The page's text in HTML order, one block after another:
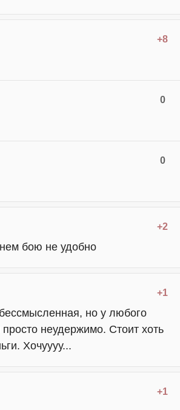
+8
0
0
+2
бою не удобно
+1
но у любого
просто неудержимо. Стоит хоть
Хочуууу...
+1